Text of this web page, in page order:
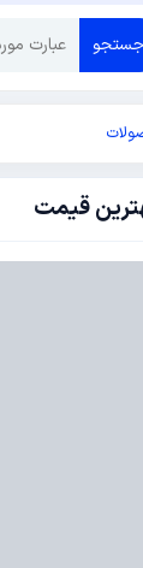
جستجو
قیمت